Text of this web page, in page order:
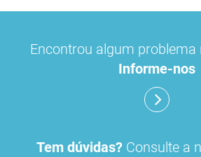
Encontrou algum problema
Informe-nos
Tem dúvidas? Consulte a